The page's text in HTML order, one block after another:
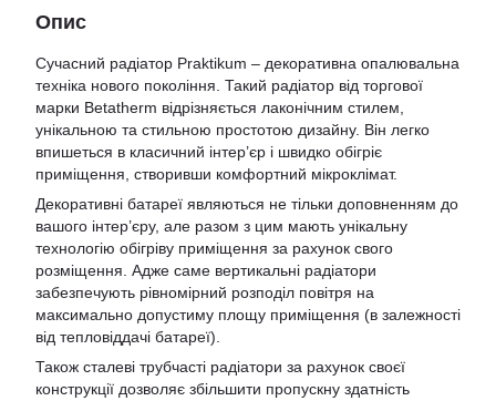
Опис
Сучасний радіатор Praktikum – декоративна опалювальна
техніка нового покоління. Такий радіатор від торгової
марки Betatherm відрізняється лаконічним стилем,
унікальною та стильною простотою дизайну. Він легко
впишеться в класичний інтер’єр і швидко обігріє
приміщення, створивши комфортний мікроклімат.
Декоративні батареї являються не тільки доповненням до
вашого інтер’єру, але разом з цим мають унікальну
технологію обігріву приміщення за рахунок свого
розміщення. Адже саме вертикальні радіатори
забезпечують рівномірний розподіл повітря на
максимально допустиму площу приміщення (в залежності
від тепловіддачі батареї).
Також сталеві трубчасті радіатори за рахунок своєї
конструкції дозволяє збільшити пропускну здатність